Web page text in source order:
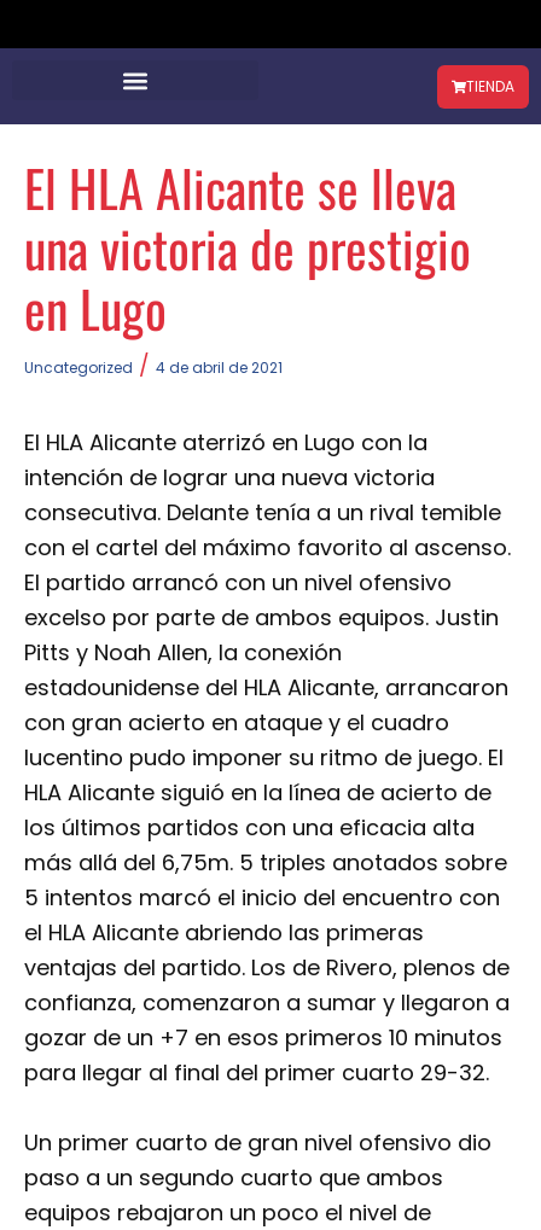
TIENDA
El HLA Alicante se lleva
una victoria de prestigio
en Lugo
Uncategorized / 4 de abril de 2021
El HLA Alicante aterrizó en Lugo con la
intención de lograr una nueva victoria
consecutiva. Delante tenía a un rival temible
con el cartel del máximo favorito al ascenso.
El partido arrancó con un nivel ofensivo
excelso por parte de ambos equipos. Justin
Pitts y Noah Allen, la conexión
estadounidense del HLA Alicante, arrancaron
con gran acierto en ataque y el cuadro
lucentino pudo imponer su ritmo de juego. El
HLA Alicante siguió en la línea de acierto de
los últimos partidos con una eficacia alta
más allá del 6,75m. 5 triples anotados sobre
5 intentos marcó el inicio del encuentro con
el HLA Alicante abriendo las primeras
ventajas del partido. Los de Rivero, plenos de
confianza, comenzaron a sumar y llegaron a
gozar de un +7 en esos primeros 10 minutos
para llegar al final del primer cuarto 29-32.
Un primer cuarto de gran nivel ofensivo dio
paso a un segundo cuarto que ambos
equipos rebajaron un poco el nivel de